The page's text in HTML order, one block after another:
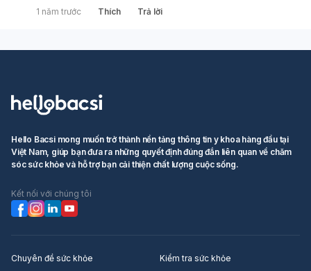
1 năm trước Thích Trả lời
Hello Bacsi mong muốn trở thành nền tảng thông tin y khoa hàng đầu tại
Việt Nam, giúp bạn đưa ra những quyết định đúng đắn liên quan về chăm
sóc sức khỏe và hỗ trợ bạn cải thiện chất lượng cuộc sống.
Kết nối với chúng tôi
Chuyên đề sức khỏe
Kiểm tra sức khỏe